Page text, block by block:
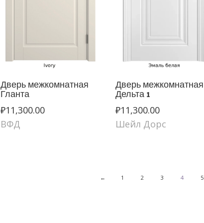
Дверь межкомнатная
Гланта
₽11,300.00
ВФД
Дверь межкомнатная
Дельта 1
₽11,300.00
Шейл Дорс
← 1 2 3 4 5